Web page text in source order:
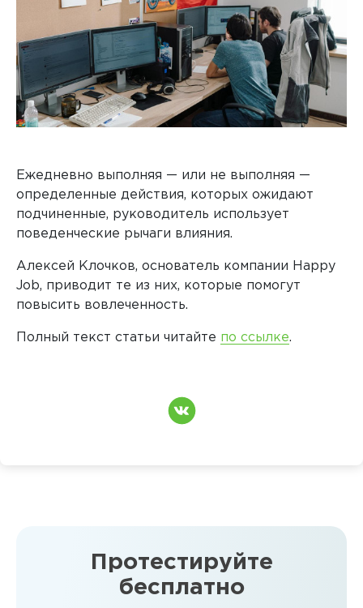
Ежедневно выполняя — или не выполняя —
определенные действия, которых ожидают
подчиненные, руководитель использует
поведенческие рычаги влияния.
Алексей Клочков, основатель компании Happy
Job, приводит те из них, которые помогут
повысить вовлеченность.
Полный текст статьи читайте по ссылке.
Протестируйте
бесплатно